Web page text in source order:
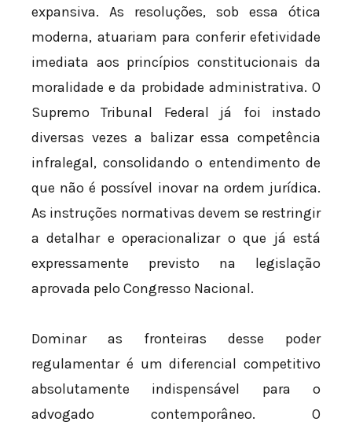
expansiva. As resoluções, sob essa ótica
moderna, atuariam para conferir efetividade
imediata aos princípios constitucionais da
moralidade e da probidade administrativa. O
Supremo Tribunal Federal já foi instado
diversas vezes a balizar essa competência
infralegal, consolidando o entendimento de
que não é possível inovar na ordem jurídica.
As instruções normativas devem se restringir
a detalhar e operacionalizar o que já está
expressamente previsto na legislação
aprovada pelo Congresso Nacional.
Dominar as fronteiras desse poder
regulamentar é um diferencial competitivo
absolutamente indispensável para o
advogado contemporâneo. O